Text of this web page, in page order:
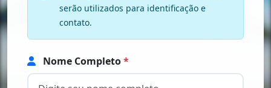
serão utilizados para identificação e
contato.
Nome Completo*